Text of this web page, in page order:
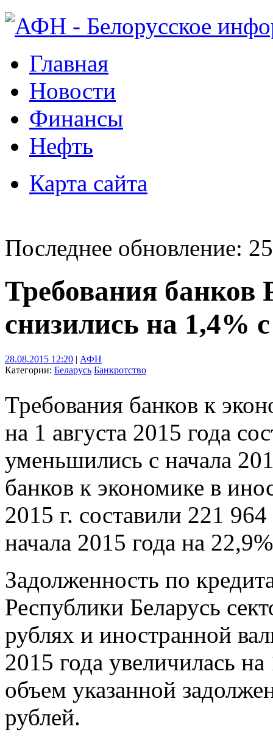
Главная
Новости
Финансы
Нефть
Карта сайта
Последнее обновление:
Требования банков
снизились на 1,4%
28.08.2015 12:20 | АФН
Категории: Беларусь Банкротство
Требования банков к
на 1 августа 2015 года
уменьшились с начала
банков к экономике в
2015 г. составили 221
начала 2015 года на
Задолженность по
Республики Беларусь
рублях и иностранной
2015 года увеличилась
объем указанной
рублей.